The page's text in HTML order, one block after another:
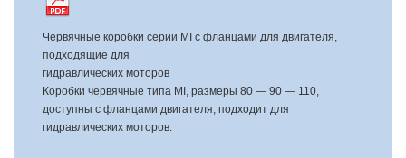
Червячные коробки серии MI с фланцами для двигателя,
подходящие для
гидравлических моторов
Коробки червячные типа MI, размеры 80 — 90 — 110,
доступны с фланцами двигателя, подходит для
гидравлических моторов.